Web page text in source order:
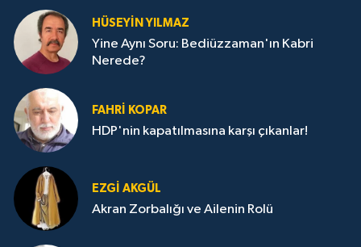
HÜSEYIN YILMAZ
Yine Aynı Soru: Bediüzzaman'ın Kabri
Nerede?
FAHRI KOPAR
HDP'nin kapatılmasına karşı çıkanlar!
EZGI AKGÜL
Akran Zorbalığı ve Ailenin Rolü